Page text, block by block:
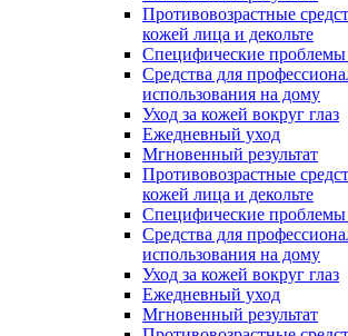
Противовозрастные
кожей лица и декольте
Специфические
Средства для
использования на дому
Уход за кожей вокруг глаз
Ежедневный уход
Мгновенный результат
Противовозрастные
кожей лица и декольте
Специфические
Средства для
использования на дому
Уход за кожей вокруг глаз
Ежедневный уход
Мгновенный результат